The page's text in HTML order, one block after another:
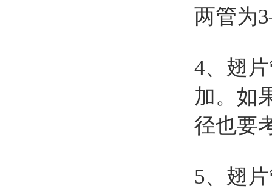
两管为
4、翅
加。如
径也要
5、翅